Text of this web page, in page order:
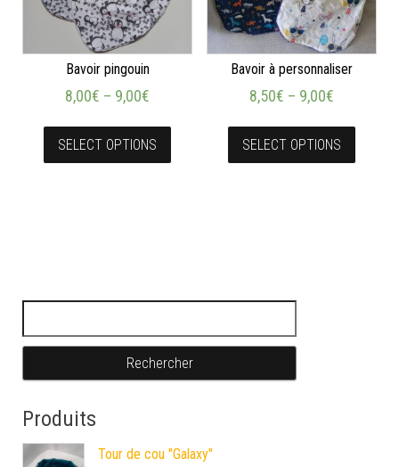
Bavoir pingouin
8,00€ – 9,00€
SELECT OPTIONS
Bavoir à personnaliser
8,50€ – 9,00€
SELECT OPTIONS
Produits
Tour de cou "Galaxy"